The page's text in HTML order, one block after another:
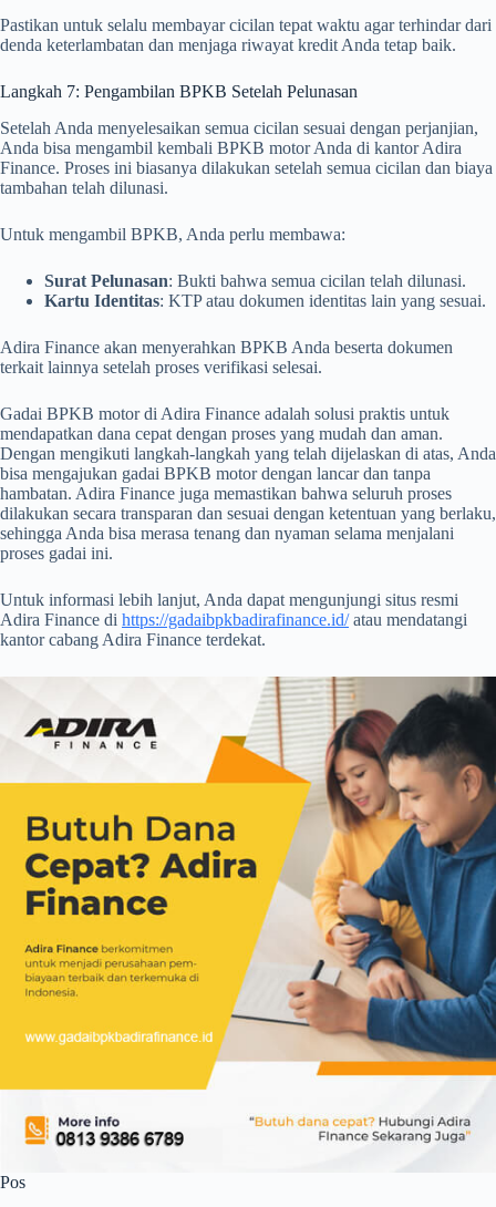
Pastikan untuk selalu membayar cicilan tepat waktu agar terhindar dari
denda keterlambatan dan menjaga riwayat kredit Anda tetap baik.
Langkah 7: Pengambilan BPKB Setelah Pelunasan
Setelah Anda menyelesaikan semua cicilan sesuai dengan perjanjian,
Anda bisa mengambil kembali BPKB motor Anda di kantor Adira
Finance. Proses ini biasanya dilakukan setelah semua cicilan dan biaya
tambahan telah dilunasi.
Untuk mengambil BPKB, Anda perlu membawa:
Surat Pelunasan: Bukti bahwa semua cicilan telah dilunasi.
Kartu Identitas: KTP atau dokumen identitas lain yang sesuai.
Adira Finance akan menyerahkan BPKB Anda beserta dokumen
terkait lainnya setelah proses verifikasi selesai.
Gadai BPKB motor di Adira Finance adalah solusi praktis untuk
mendapatkan dana cepat dengan proses yang mudah dan aman.
Dengan mengikuti langkah-langkah yang telah dijelaskan di atas, Anda
bisa mengajukan gadai BPKB motor dengan lancar dan tanpa
hambatan. Adira Finance juga memastikan bahwa seluruh proses
dilakukan secara transparan dan sesuai dengan ketentuan yang berlaku,
sehingga Anda bisa merasa tenang dan nyaman selama menjalani
proses gadai ini.
Untuk informasi lebih lanjut, Anda dapat mengunjungi situs resmi
Adira Finance di https://gadaibpkbadirafinance.id/atau mendatangi
kantor cabang Adira Finance terdekat.
Pos